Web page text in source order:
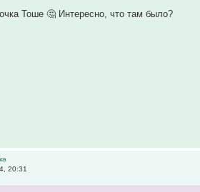
Тоше 🤔 Интересно, что там было?
20:31